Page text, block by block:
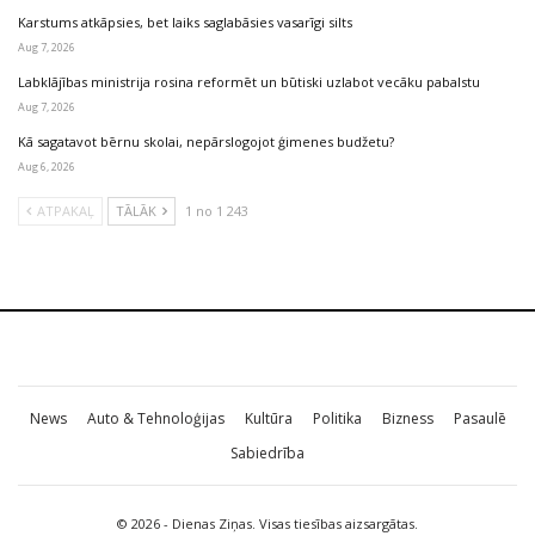
Karstums atkāpsies, bet laiks saglabāsies vasarīgi silts
Aug 7, 2026
Labklājības ministrija rosina reformēt un būtiski uzlabot vecāku pabalstu
Aug 7, 2026
Kā sagatavot bērnu skolai, nepārslogojot ģimenes budžetu?
Aug 6, 2026
ATPAKAĻ TĀLĀK 1 no 1 243
News Auto & Tehnoloģijas Kultūra Politika Bizness
Pasaulē
Sabiedrība
© 2026 - Dienas Ziņas. Visas tiesības aizsargātas.